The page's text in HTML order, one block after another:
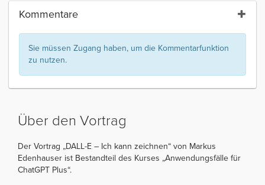
Kommentare
Sie müssen Zugang haben, um die Kommentarfunktion
zu nutzen.
Über den Vortrag
Der Vortrag „DALL-E – Ich kann zeichnen“ von Markus
Edenhauser ist Bestandteil des Kurses „Anwendungsfälle für
ChatGPT Plus“.